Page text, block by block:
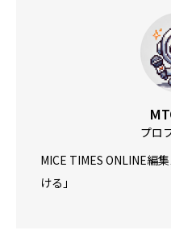
プロ
MICE TIMES ONLINE編
ける」